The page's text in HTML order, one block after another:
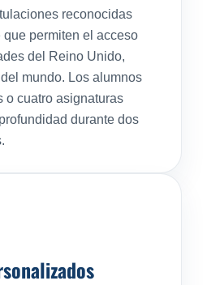
reconocidas
permiten el acceso
del Reino Unido,
mundo. Los alumnos
o cuatro asignaturas
durante dos